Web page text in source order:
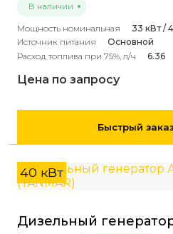
В наличии
Мощность номинальная
33 кВт /
Источник питания
Основной
Расход топлива при 75%, л/ч
6.36
Цена по запросу
Быстрый
40 кВт
Дизельный